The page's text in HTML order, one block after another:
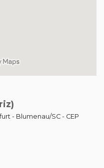
- Blumenau/SC - CEP